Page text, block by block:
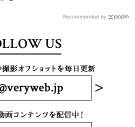
Recommended by
US